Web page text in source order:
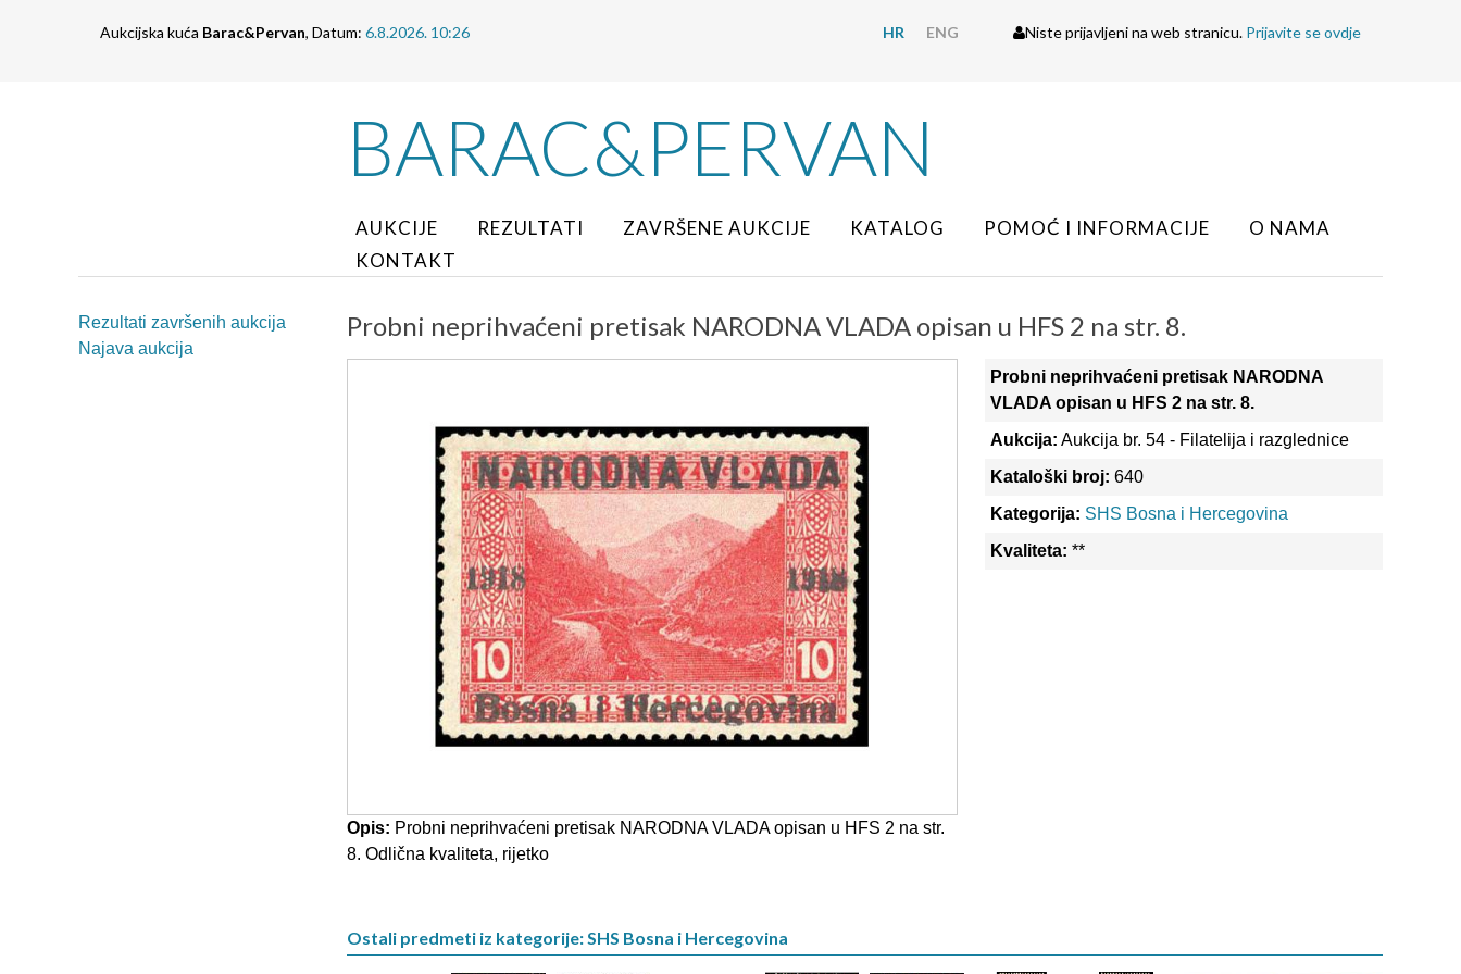
Aukcijska kuća Barac&Pervan, Datum: 6.8.2026. 10:26 HR ENG Niste prijavljeni na web stranicu. Prijavite se ovdje
BARAC&PERVAN
AUKCIJE REZULTATI ZAVRŠENE AUKCIJE KATALOG POMOĆ I INFORMACIJE
O NAMA
KONTAKT
Rezultati završenih aukcija
Najava aukcija
Probni neprihvaćeni pretisak NARODNA VLADA opisan u HFS 2 na str. 8.
Opis: Probni neprihvaćeni pretisak NARODNA VLADA opisan u HFS 2 na str.
8. Odlična kvaliteta, rijetko
Probni neprihvaćeni pretisak NARODNA
VLADA opisan u HFS 2 na str. 8.
Aukcija: Aukcija br. 54 - Filatelija i razglednice
Kataloški broj: 640
Kategorija: SHS Bosna i Hercegovina
Kvaliteta: **
Ostali predmeti iz kategorije: SHS Bosna i Hercegovina